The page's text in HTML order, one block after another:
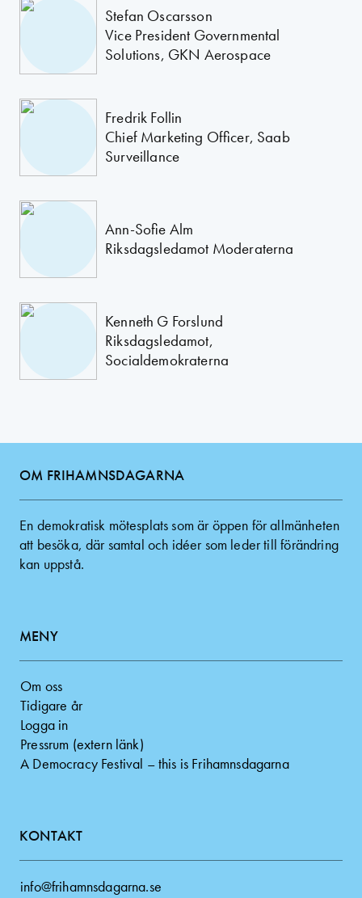
Stefan Oscarsson
Vice President Governmental
Solutions, GKN Aerospace
Fredrik Follin
Chief Marketing Officer, Saab
Surveillance
Ann-Sofie Alm
Riksdagsledamot Moderaterna
Kenneth G Forslund
Riksdagsledamot,
Socialdemokraterna
OM FRIHAMNSDAGARNA
En demokratisk mötesplats som är öppen för allmänheten
att besöka, där samtal och idéer som leder till förändring
kan uppstå.
MENY
Om oss
Tidigare år
Logga in
Pressrum (extern länk)
A Democracy Festival – this is Frihamnsdagarna
KONTAKT
info@frihamnsdagarna.se